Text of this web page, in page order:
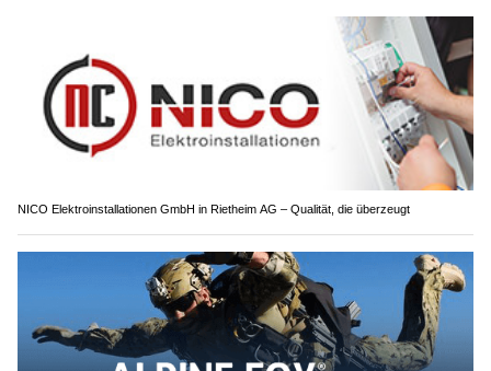
NICO Elektroinstallationen GmbH in Rietheim AG – Qualität, die überzeugt